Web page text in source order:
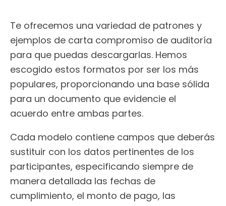
Te ofrecemos una variedad de patrones y
ejemplos de carta compromiso de auditoría
para que puedas descargarlas. Hemos
escogido estos formatos por ser los más
populares, proporcionando una base sólida
para un documento que evidencie el
acuerdo entre ambas partes.
Cada modelo contiene campos que deberás
sustituir con los datos pertinentes de los
participantes, especificando siempre de
manera detallada las fechas de
cumplimiento, el monto de pago, las